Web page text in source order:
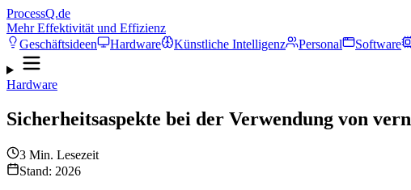
ProcessQ.de
Mehr Effektivität und Effizienz
Geschäftsideen
Hardware Künstliche Intelligenz Personal Software
Hardware
Sicherheitsaspekte bei der Verwendung von
3 Min. Lesezeit
Stand: 2026